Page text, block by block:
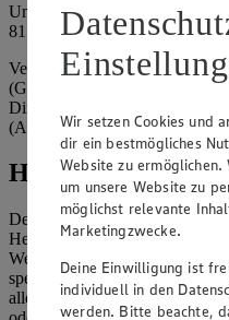
Umsatzsteuer-
815764015
Vertretungsberechtigte:
(Gesellschafter), Claus
Dirk Eßmann
(Aufsichtsratsvorsitzender)
Hinweise
Der Inhalt dieser Website ist
Herausgeber gewährt Ihnen
Website bereitgestellten Text
speichern und zu
allerdings die Speicherung
Wir setzen Cookies und
dir ein bestmögliches
Website zu
um unsere Website zu
möglichst relevante
Marketingzwecke.
Deine Einwilligung ist
individuell in den
werden. Bitte beachte,